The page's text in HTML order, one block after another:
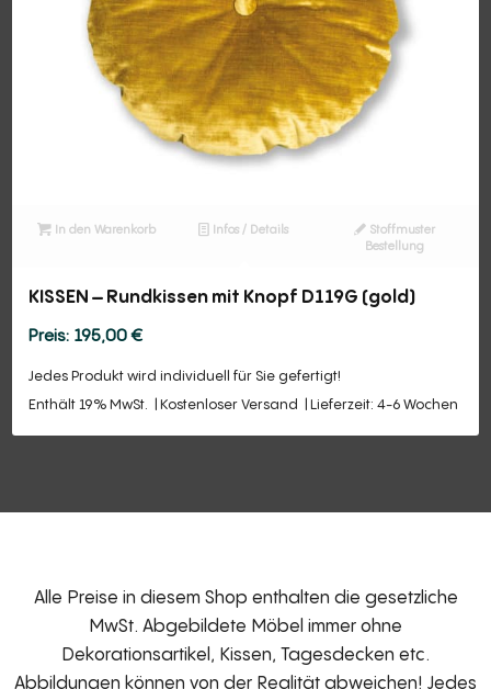
In den Warenkorb Infos / Details
Stoffmuster
Bestellung
KISSEN – Rundkissen mit Knopf D119G (gold)
195,00€
Jedes Produkt wird individuell für Sie gefertigt!
Enthält 19% MwSt.
Kostenloser Versand Lieferzeit: 4-6 Wochen
Alle Preise in diesem Shop enthalten die gesetzliche
MwSt. Abgebildete Möbel immer ohne
Dekorationsartikel, Kissen, Tagesdecken etc.
Abbildungen können von der Realität abweichen! Jedes